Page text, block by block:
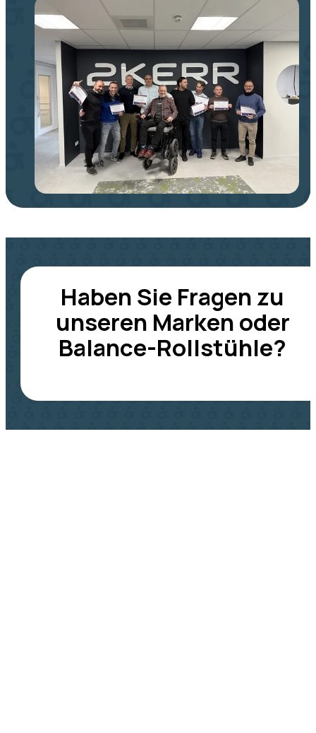
Haben Sie Fragen zu
unseren Marken oder
Balance-Rollstühle?